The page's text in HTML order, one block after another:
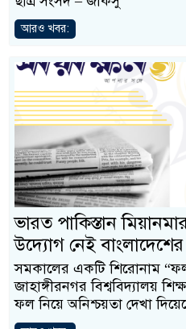
আরও খবর:
ভারত পাকিস্তান
উদ্যোগ নেই বাংলাদেশের
সমকালের একটি শিরোনাম “ফল
জাহাঙ্গীরনগর বিশ্ববিদ্যালয়
ফল নিয়ে অনিশ্চয়তা দেখা